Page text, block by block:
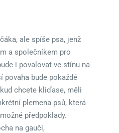
ale spíše psa, jenž
a společníkem pro
i povalovat ve stínu na
povaha bude pokaždé
chcete kliďase, měli
plemena psů, která
předpoklady.
na gauči,